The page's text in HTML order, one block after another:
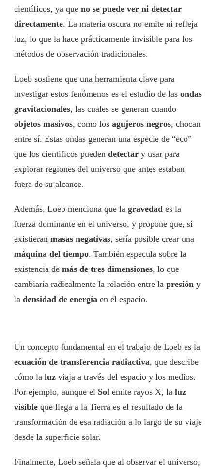
científicos, ya que no se puede ver ni detectar
directamente. La materia oscura no emite ni refleja
luz, lo que la hace prácticamente invisible para los
métodos de observación tradicionales.
Loeb sostiene que una herramienta clave para
investigar estos fenómenos es el estudio de las ondas
gravitacionales, las cuales se generan cuando
objetos masivos, como los agujeros negros, chocan
entre sí. Estas ondas generan una especie de “eco”
que los científicos pueden detectar y usar para
explorar regiones del universo que antes estaban
fuera de su alcance.
Además, Loeb menciona que la gravedad es la
fuerza dominante en el universo, y propone que, si
existieran masas negativas, sería posible crear una
máquina del tiempo. También especula sobre la
existencia de más de tres dimensiones, lo que
cambiaría radicalmente la relación entre la presión y
la densidad de energía en el espacio.
Un concepto fundamental en el trabajo de Loeb es la
ecuación de transferencia radiactiva, que describe
cómo la luz viaja a través del espacio y los medios.
Por ejemplo, aunque el Sol emite rayos X, la luz
visible que llega a la Tierra es el resultado de la
transformación de esa radiación a lo largo de su viaje
desde la superficie solar.
Finalmente, Loeb señala que al observar el universo,